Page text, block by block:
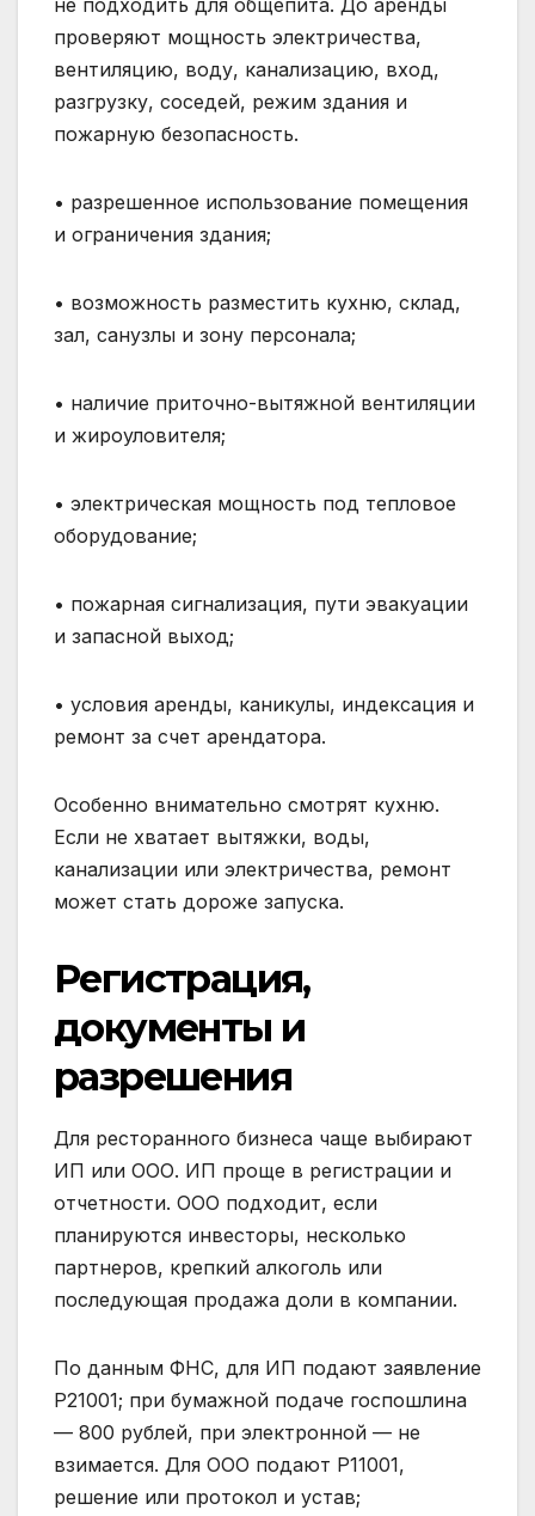
не подходить для общепита. До аренды
проверяют мощность электричества,
вентиляцию, воду, канализацию, вход,
разгрузку, соседей, режим здания и
пожарную безопасность.
• разрешенное использование помещения
и ограничения здания;
• возможность разместить кухню, склад,
зал, санузлы и зону персонала;
• наличие приточно-вытяжной вентиляции
и жироуловителя;
• электрическая мощность под тепловое
оборудование;
• пожарная сигнализация, пути эвакуации
и запасной выход;
• условия аренды, каникулы, индексация и
ремонт за счет арендатора.
Особенно внимательно смотрят кухню.
Если не хватает вытяжки, воды,
канализации или электричества, ремонт
может стать дороже запуска.
Регистрация,
документы и
разрешения
Для ресторанного бизнеса чаще выбирают
ИП или ООО. ИП проще в регистрации и
отчетности. ООО подходит, если
планируются инвесторы, несколько
партнеров, крепкий алкоголь или
последующая продажа доли в компании.
По данным ФНС, для ИП подают заявление
Р21001; при бумажной подаче госпошлина
— 800 рублей, при электронной — не
взимается. Для ООО подают Р11001,
решение или протокол и устав;